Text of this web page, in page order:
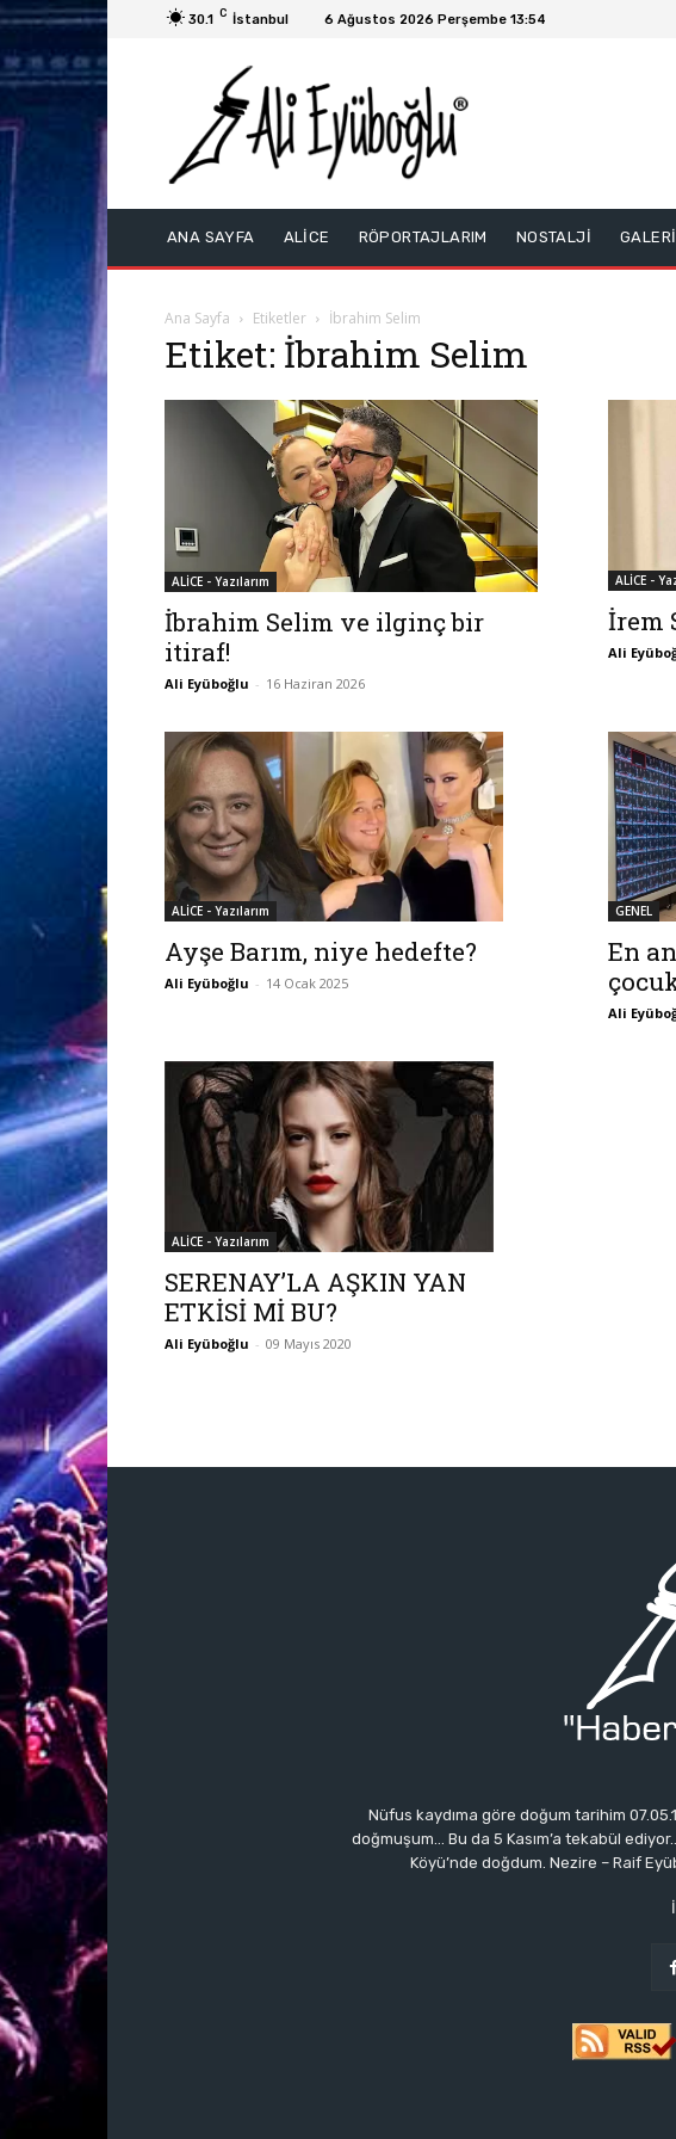
30.1 C İstanbul 6 Ağustos 2026 Perşembe 13:54
ANA SAYFA ALİCE RÖPORTAJLARIM NOSTALJİ GALERİ
Ana Sayfa Etiketler İbrahim Selim
Etiket: İbrahim Selim
ALİCE - Yazılarım
İbrahim Selim ve ilginç bir
itiraf!
Ali Eyüboğlu - 16 Haziran 2026
ALİCE -
İrem
Ali
ALİCE - Yazılarım
Ayşe Barım, niye hedefte?
Ali Eyüboğlu - 14 Ocak 2025
GENEL
En
Ali
ALİCE - Yazılarım
SERENAY’LA AŞKIN YAN
ETKİSİ Mİ BU?
Ali Eyüboğlu - 09 Mayıs 2020
Nüfus kaydıma göre doğum tarihim
doğmuşum… Bu da 5 Kasım’a tekabül
Köyü’nde doğdum. Nezire – Raif